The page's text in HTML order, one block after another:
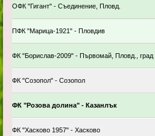
ОФК "Гигант" - Съединение, Пловд.
ПФК "Марица-1921" - Пловдив
ФК "Борислав-2009" - Първомай, Пловд., град
ФК "Созопол" - Созопол
ФК "Розова долина" - Казанлък
ФК "Хасково 1957" - Хасково